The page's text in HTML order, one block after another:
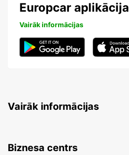
Europcar aplikācija
Vairāk informācijas
Vairāk informācijas
Biznesa centrs